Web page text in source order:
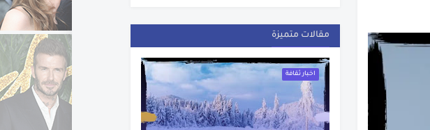
مقالات متميزة
اخبار ثقافة